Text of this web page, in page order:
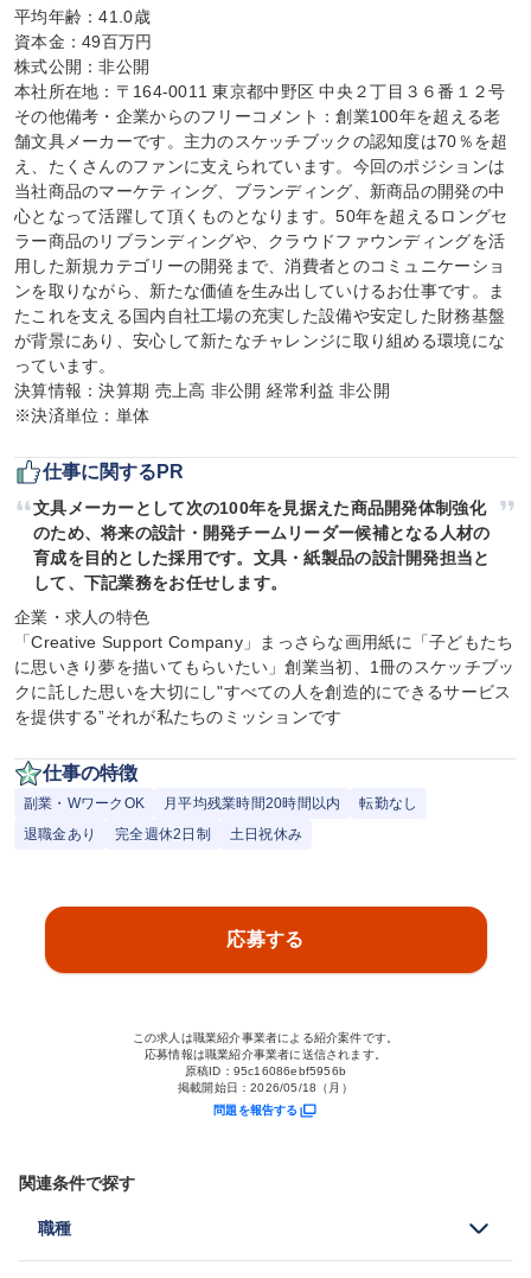
平均年齢：41.0歳
資本金：49百万円
株式公開：非公開
本社所在地：〒164-0011 東京都中野区 中央２丁目３６番１２号
その他備考・企業からのフリーコメント：創業100年を超える老
舗文具メーカーです。主力のスケッチブックの認知度は70％を超
え、たくさんのファンに支えられています。今回のポジションは
当社商品のマーケティング、ブランディング、新商品の開発の中
心となって活躍して頂くものとなります。50年を超えるロングセ
ラー商品のリブランディングや、クラウドファウンディングを活
用した新規カテゴリーの開発まで、消費者とのコミュニケーショ
ンを取りながら、新たな価値を生み出していけるお仕事です。ま
たこれを支える国内自社工場の充実した設備や安定した財務基盤
が背景にあり、安心して新たなチャレンジに取り組める環境にな
っています。
決算情報：決算期 売上高 非公開 経常利益 非公開
※決済単位：単体
仕事に関するPR
文具メーカーとして次の100年を見据えた商品開発体制強化
のため、将来の設計・開発チームリーダー候補となる人材の
育成を目的とした採用です。文具・紙製品の設計開発担当と
して、下記業務をお任せします。
企業・求人の特色
「Creative Support Company」まっさらな画用紙に「子どもたち
に思いきり夢を描いてもらいたい」創業当初、1冊のスケッチブッ
クに託した思いを大切にし"すべての人を創造的にできるサービス
を提供する”それが私たちのミッションです
仕事の特徴
副業・WワークOK 月平均残業時間20時間以内
転勤なし
退職金あり
完全週休2日制 土日祝休み
応募する
この求人は職業紹介事業者による紹介案件です。
応募情報は職業紹介事業者に送信されます。
原稿ID： 95c16086ebf5956b
掲載開始日：2026/05/18（月）
問題を報告する
関連条件で探す
職種